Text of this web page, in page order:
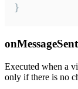
}
onMessageSent
Executed when a
only if there is no